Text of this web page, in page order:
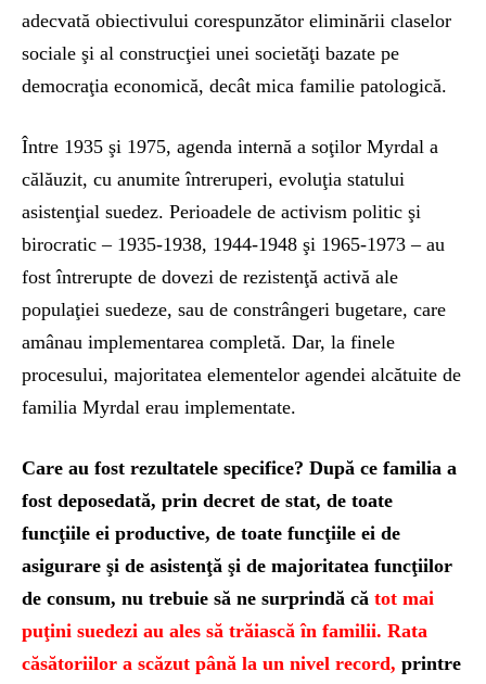
adecvată obiectivului corespunzător eliminării claselor
sociale şi al construcţiei unei societăţi bazate pe
democraţia economică, decât mica familie patologică.
Între 1935 şi 1975, agenda internă a soţilor Myrdal a
călăuzit, cu anumite întreruperi, evoluţia statului
asistenţial suedez. Perioadele de activism politic şi
birocratic – 1935-1938, 1944-1948 şi 1965-1973 – au
fost întrerupte de dovezi de rezistenţă activă ale
populaţiei suedeze, sau de constrângeri bugetare, care
amânau implementarea completă. Dar, la finele
procesului, majoritatea elementelor agendei alcătuite de
familia Myrdal erau implementate.
Care au fost rezultatele specifice? După ce familia a
fost deposedată, prin decret de stat, de toate
funcţiile ei productive, de toate funcţiile ei de
asigurare şi de asistenţă şi de majoritatea funcţiilor
de consum, nu trebuie să ne surprindă că tot mai
puţini suedezi au ales să trăiască în familii. Rata
căsătoriilor a scăzut până la un nivel record, printre